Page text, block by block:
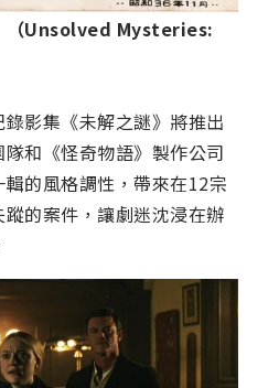
（Unsolved Mysteries:
影集《未解之謎》將推出
和《怪奇物語》製作公司
的風格調性，帶來在12宗
的案件，讓劇迷沈浸在辦